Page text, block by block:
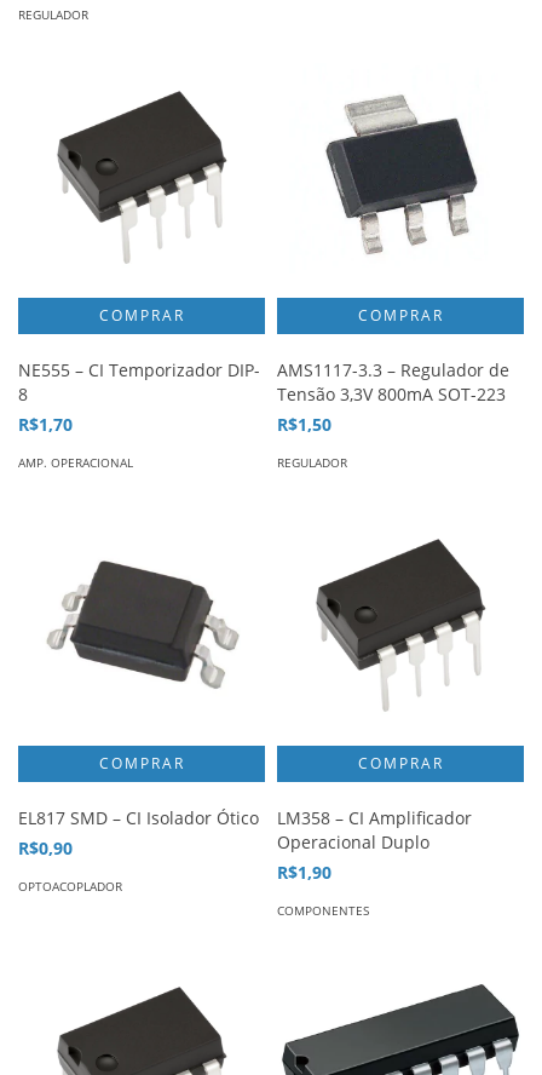
REGULADOR
NE555 – CI Temporizador DIP-
8
R$1,70
AMP. OPERACIONAL
AMS1117-3.3 – Regulador de
Tensão 3,3V 800mA SOT-223
R$1,50
REGULADOR
EL817 SMD – CI Isolador Ótico
R$0,90
OPTOACOPLADOR
LM358 – CI Amplificador
Operacional Duplo
R$1,90
COMPONENTES